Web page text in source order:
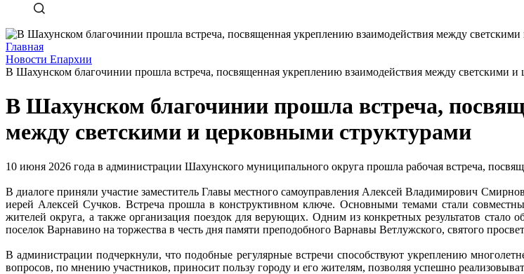
Главная
Новости Епархии
В Шахунском благочинии прошла встреча, посвященная укреплению взаимодействия между светскими и
В Шахунском благочинии прошла встреча,
между светскими и церковными структурами
10 июня 2026 года в администрации Шахунского муниципального округа прошла рабочая встреча,
В диалоге приняли участие заместитель Главы местного самоуправления Алексей Владимирович
иерей Алексей Сучков. Встреча прошла в конструктивном ключе. Основными темами стали
жителей округа, а также организация поездок для верующих. Одним из конкретных результатов стало
поселок Варнавино на торжества в честь дня памяти преподобного Варнавы Ветлужского, святого
В администрации подчеркнули, что подобные регулярные встречи способствуют укреплению
вопросов, по мнению участников, приносит пользу городу и его жителям, позволяя успешно